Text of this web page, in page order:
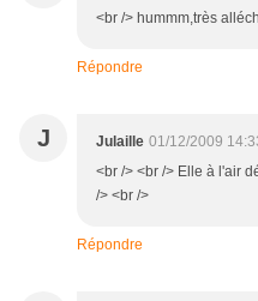
<br /> hummm,très
Répondre
J Julaille 01/12/2009
<br /> <br /> Elle à l'air
/> <br />
Répondre